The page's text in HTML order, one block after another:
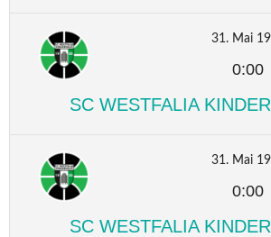
31. Mai
0:00
SC WESTFALIA
31. Mai
0:00
SC WESTFALIA